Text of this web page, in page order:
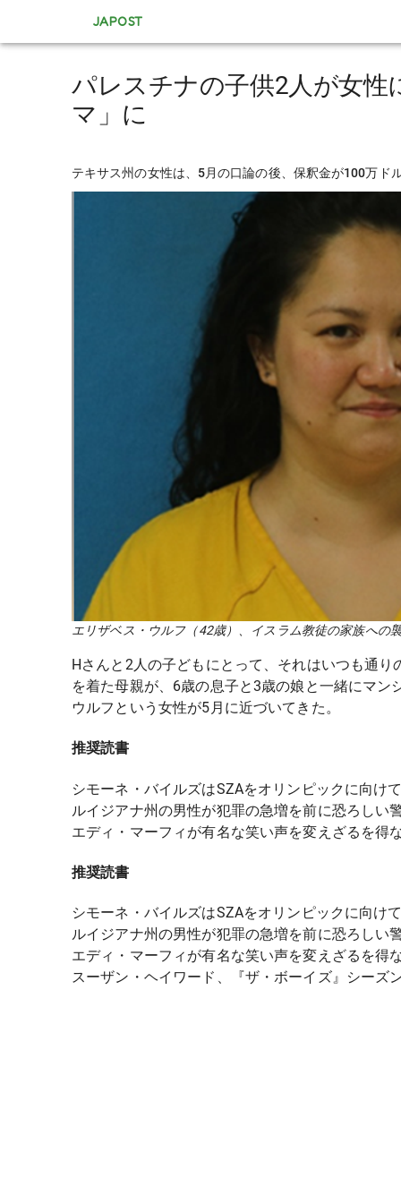
JAPOST
パレスチナの子供2人が女性
マ」に
テキサス州の女性は、5月の口論の後、保釈金が100万ド
エリザベス・ウルフ（42歳）、イスラム教徒の家族への
Hさんと2人の子どもにとって、それはいつも通
を着た母親が、6歳の息子と3歳の娘と一緒にマン
ウルフという女性が5月に近づいてきた。
推奨読書
シモーネ・バイルズはSZAをオリンピックに向け
ルイジアナ州の男性が犯罪の急増を前に恐ろしい
エディ・マーフィが有名な笑い声を変えざるを得
推奨読書
シモーネ・バイルズはSZAをオリンピックに向け
ルイジアナ州の男性が犯罪の急増を前に恐ろしい
エディ・マーフィが有名な笑い声を変えざるを得
スーザン・ヘイワード、『ザ・ボーイズ』シーズ